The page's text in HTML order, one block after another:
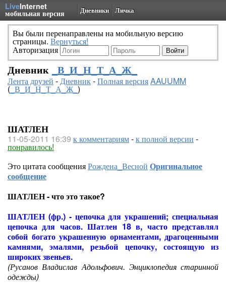
LiveInternet
мобильная версия Дневники Личка
Вы были перенаправлены на мобильную версию
страницы. Вернуться!
Авторизация
Дневник _В_И_Н_Т_А_Ж_
Лента друзей -Дневник-Полная версияAAUUMM
(_В_И_Н_Т_А_Ж_)
ШАТЛЕН
11-05-2011 16:39 к комментариям-к полной версии -
понравилось!
Это цитата сообщенияРождена_Весной Оригинальное
сообщение
ШАТЛЕН - что это такое?
ШАТЛЕН (фр.) - цепочка для украшений; специальная
цепочка для часов. Шатлен 18 в, часто представлял
собой богато украшенную орнаментами, драгоценными
камнями, эмалями, резьбой цепочку, состоящую из
широких звеньев.
(Русанов Владислав Адольфович. Энциклопедия старинной
одежды)